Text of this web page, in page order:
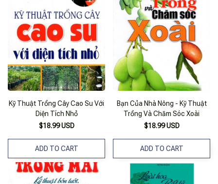
Kỹ Thuật Trồng Cây Cao Su Với
Diện Tích Nhỏ
$18.99 USD
ADD TO CART
Bạn Của Nhà Nông - Kỹ Thuật
Trồng Và Chăm Sóc Xoài
$18.99 USD
ADD TO CART